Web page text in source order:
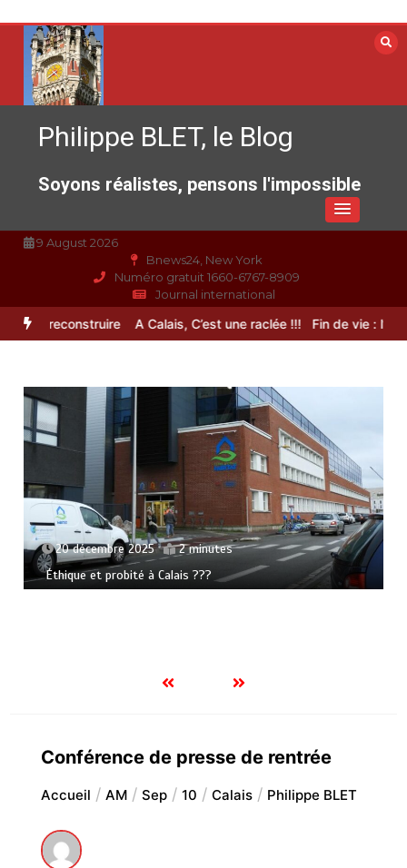
contenu
Philippe BLET, le Blog
Soyons réalistes, pensons l'impossible
9 August 2026
Bnews24, New York
Numéro gratuit 1660-6767-8909
Journal international
à reconstruire A Calais, C’est une raclée !!! Fin de vie :
20 décembre 2025 2 minutes
Éthique et probité à Calais ???
Conférence de presse de rentrée
Accueil AM Sep 10 Calais Philippe BLET